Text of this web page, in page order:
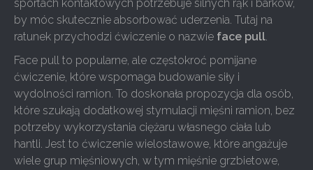
sportach kontaktowych potrzebuje silnych rąk i barków,
by móc skutecznie absorbować uderzenia. Tutaj na
ratunek przychodzi ćwiczenie o nazwie face pull.
Face pull to popularne, ale częstokroć pomijane
ćwiczenie, które wspomaga budowanie siły i
wydolności ramion. To doskonała propozycja dla osób,
które szukają dodatkowej stymulacji mięśni ramion, bez
potrzeby wykorzystania ciężaru własnego ciała lub
hantli. Jest to ćwiczenie wielostawowe, które angażuje
wiele grup mięśniowych, w tym mięśnie grzbietowe,